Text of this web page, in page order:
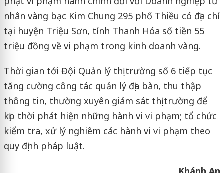
nhân vàng bạc Kim Chung 295 phố Thiều có địa chỉ
tại huyện Triệu Sơn, tỉnh Thanh Hóa số tiền 55
triệu đồng về vi phạm trong kinh doanh vàng.​​​​​​​
Thời gian tới Đội Quản lý thị trường số 6 tiếp tục
tăng cường công tác quản lý địa bàn, thu thập
thông tin, thường xuyên giám sát thị trường để
kịp thời phát hiện những hành vi vi phạm; tổ chức
kiểm tra, xử lý nghiêm các hành vi vi phạm theo
quy định pháp luật.
Khánh An